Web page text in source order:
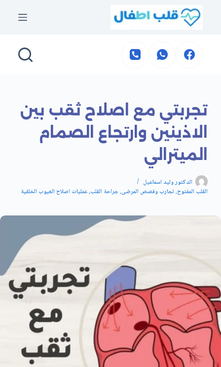
التجاوز
تجربتي مع اصلاح ثقب بين
الاذينين وارتجاع الصمام
الميترالي
الدكتور وليد اسماعيل
القلب المفتوح,تجارب وقصص المرضى,جراحة القلب,عمليات اصلاح العيوب الخلقية